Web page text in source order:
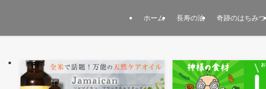
ホーム 長寿の油 奇跡のはちみつ